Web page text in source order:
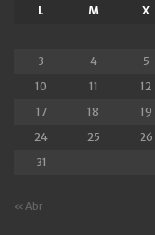
L M X
3
4 5
10
11 12
17
18 19
24
25 26
31
« Abr